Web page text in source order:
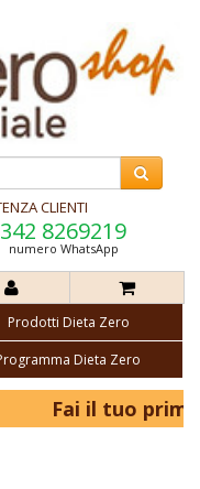
CLIENTI
342 8269219
numero WhatsApp
Prodotti Dieta Zero
Dieta Zero
Fai il tuo primo